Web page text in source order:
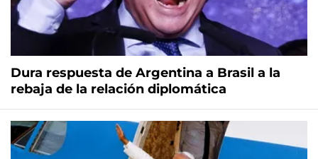
Dura respuesta de Argentina a Brasil a la
rebaja de la relación diplomática